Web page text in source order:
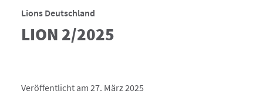
Lions Deutschland
LION 2/2025
Veröffentlicht am 27. März 2025